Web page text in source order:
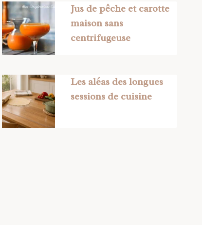
Jus de pêche et carotte
maison sans
centrifugeuse
Les aléas des longues
sessions de cuisine